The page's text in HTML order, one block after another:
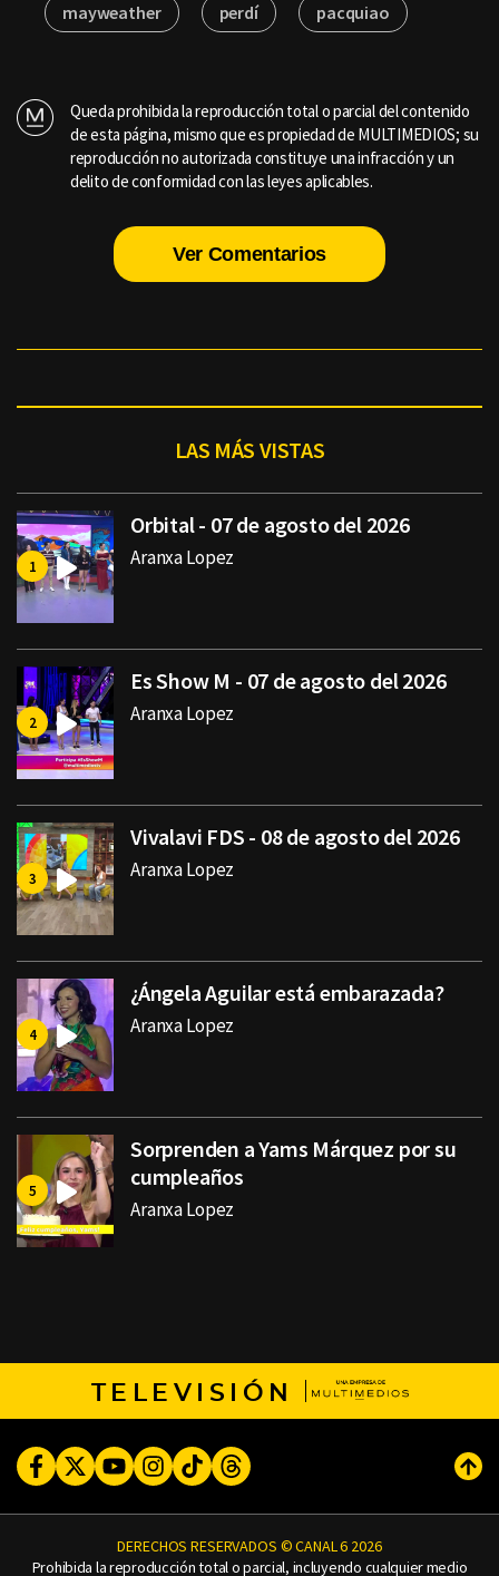
mayweather perdí pacquiao
Queda prohibida la reproducción total o parcial del contenido
de esta página, mismo que es propiedad de MULTIMEDIOS; su
reproducción no autorizada constituye una infracción y un
delito de conformidad con las leyes aplicables.
Ver Comentarios
LAS MÁS VISTAS
Orbital - 07 de agosto del 2026
Aranxa Lopez
Es Show M - 07 de agosto del 2026
Aranxa Lopez
Vivalavi FDS - 08 de agosto del 2026
Aranxa Lopez
¿Ángela Aguilar está embarazada?
Aranxa Lopez
Sorprenden a Yams Márquez por su
cumpleaños
Aranxa Lopez
TELEVISIÓN
FacebookTwitterYoutubeInstagram
TikTokThreads
DERECHOS RESERVADOS © CANAL 6 2026
Prohibida la reproducción total o parcial, incluyendo cualquier medio